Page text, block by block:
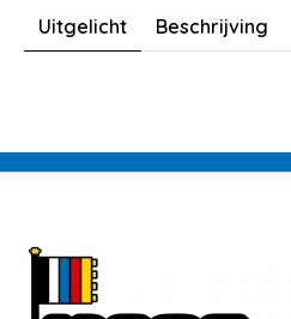
Uitgelicht Beschrijving